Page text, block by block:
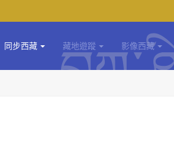
同步西藏 藏地遊蹤 影像西藏